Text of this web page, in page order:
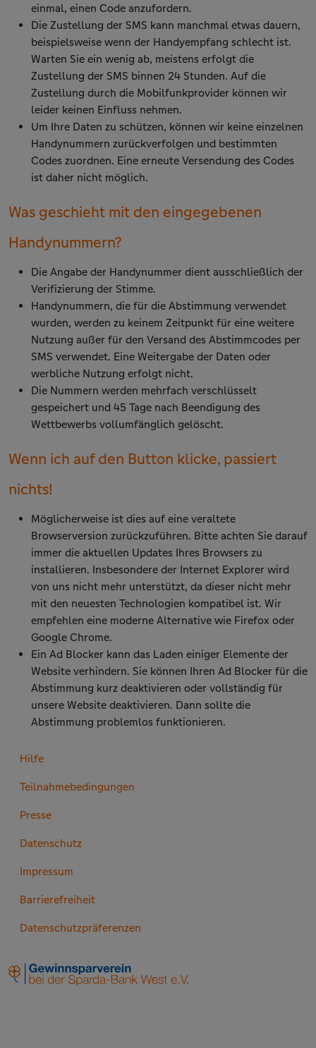
einmal, einen Code anzufordern.
Die Zustellung der SMS kann manchmal etwas dauern,
beispielsweise wenn der Handyempfang schlecht ist.
Warten Sie ein wenig ab, meistens erfolgt die
Zustellung der SMS binnen 24 Stunden. Auf die
Zustellung durch die Mobilfunkprovider können wir
leider keinen Einfluss nehmen.
Um Ihre Daten zu schützen, können wir keine einzelnen
Handynummern zurückverfolgen und bestimmten
Codes zuordnen. Eine erneute Versendung des Codes
ist daher nicht möglich.
Was geschieht mit den eingegebenen
Handynummern?
Die Angabe der Handynummer dient ausschließlich der
Verifizierung der Stimme.
Handynummern, die für die Abstimmung verwendet
wurden, werden zu keinem Zeitpunkt für eine weitere
Nutzung außer für den Versand des Abstimmcodes per
SMS verwendet. Eine Weitergabe der Daten oder
werbliche Nutzung erfolgt nicht.
Die Nummern werden mehrfach verschlüsselt
gespeichert und 45 Tage nach Beendigung des
Wettbewerbs vollumfänglich gelöscht.
Wenn ich auf den Button klicke, passiert
nichts!
Möglicherweise ist dies auf eine veraltete
Browserversion zurückzuführen. Bitte achten Sie darauf
immer die aktuellen Updates Ihres Browsers zu
installieren. Insbesondere der Internet Explorer wird
von uns nicht mehr unterstützt, da dieser nicht mehr
mit den neuesten Technologien kompatibel ist. Wir
empfehlen eine moderne Alternative wie Firefox oder
Google Chrome.
Ein Ad Blocker kann das Laden einiger Elemente der
Website verhindern. Sie können Ihren Ad Blocker für die
Abstimmung kurz deaktivieren oder vollständig für
unsere Website deaktivieren. Dann sollte die
Abstimmung problemlos funktionieren.
Hilfe
Teilnahmebedingungen
Presse
Datenschutz
Impressum
Barrierefreiheit
Datenschutzpräferenzen